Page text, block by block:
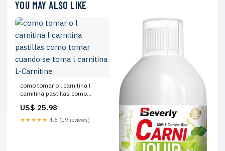
YOU MAY ALSO LIKE
como tomar o l carnitina l
carnitina pastillas como
carnitina L-Carnitine
US$ 25.98
★★★★★ 4.6 (19 reviews)